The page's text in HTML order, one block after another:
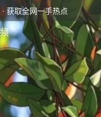
· 获取全网一手热点